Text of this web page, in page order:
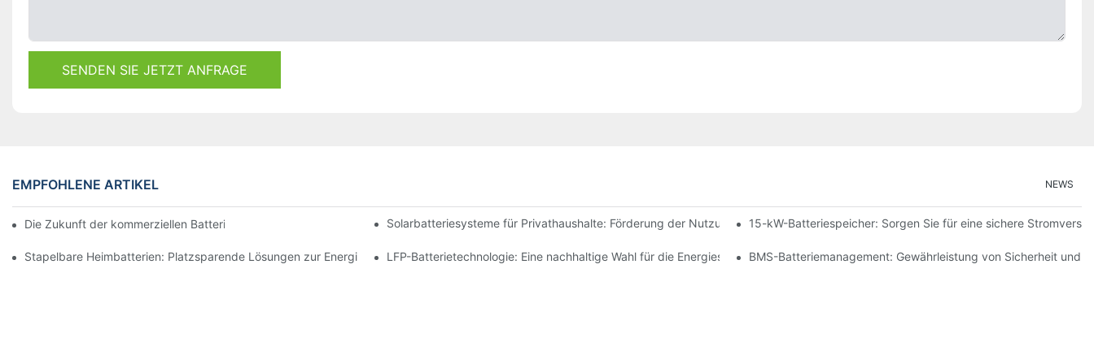
SENDEN SIE JETZT ANFRAGE
EMPFOHLENE ARTIKEL NEWS
Die Zukunft der kommerziellen Batteriespeicherung: Trends und InnovationenSolarbatteriesysteme für Privathaushalte: Förderung der Nutzung erneuerbarer Energien15-kW-Batteriespeicher: Sorgen Sie für eine sichere
Stapelbare Heimbatterien: Platzsparende Lösungen zur EnergiespeicherungLFP-Batterietechnologie: Eine nachhaltige Wahl für die EnergiespeicherungBMS-Batteriemanagement: Gewährleistung von Sicherheit und